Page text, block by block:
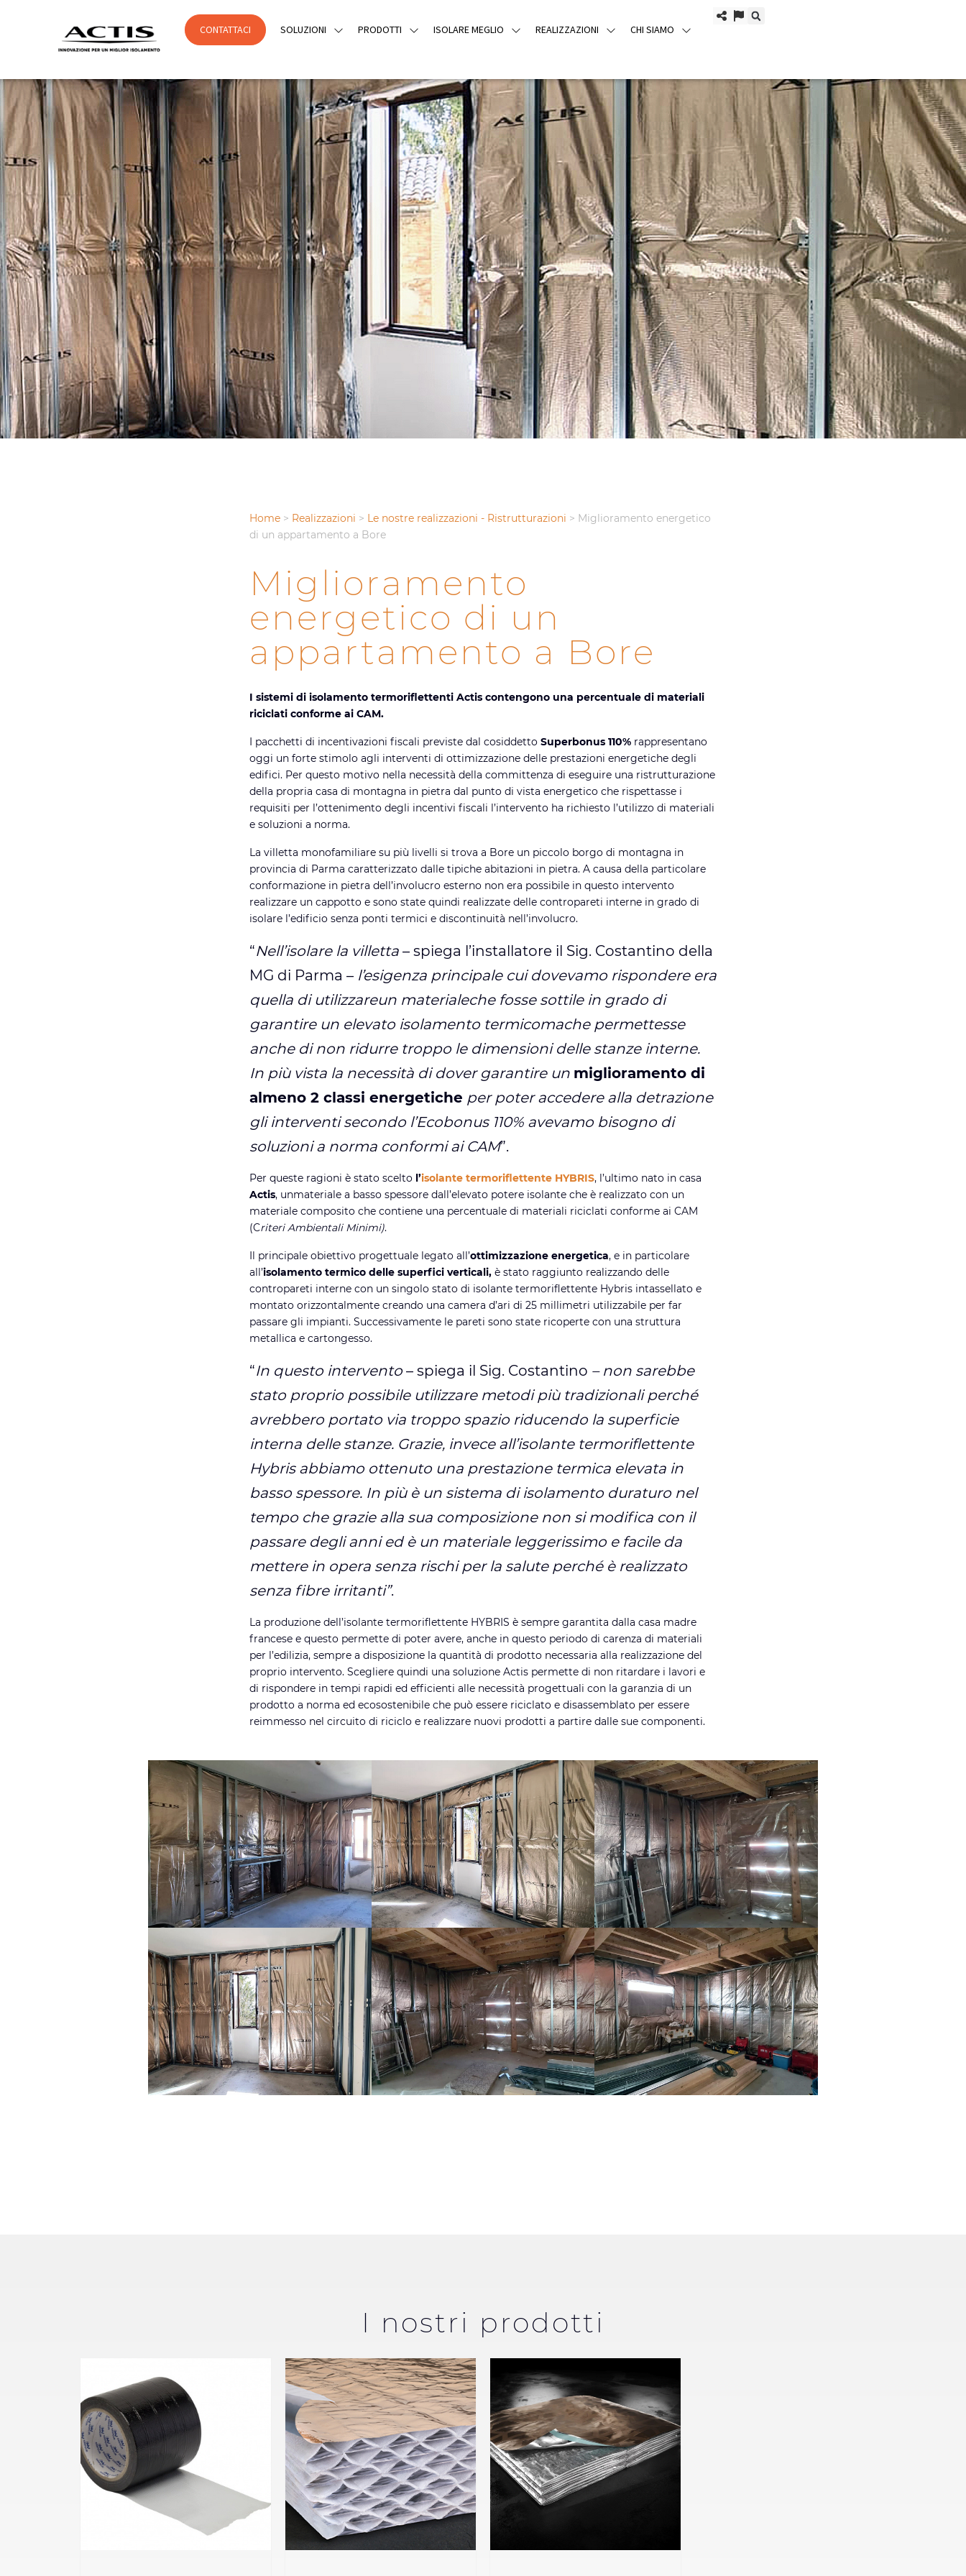
CONTATTACI SOLUZIONI PRODOTTI ISOLARE MEGLIO REALIZZAZIONI CHI SIAMO
Home> Realizzazioni > Le nostre realizzazioni - Ristrutturazioni > Miglioramento energetico
di un appartamento a Bore
Miglioramento
energetico di un
appartamento a Bore
I sistemi di isolamento termoriflettenti Actis contengono una percentuale di materiali
riciclati conforme ai CAM.
I pacchetti di incentivazioni fiscali previste dal cosiddetto Superbonus 110%rappresentano
oggi un forte stimolo agli interventi di ottimizzazione delle prestazioni energetiche degli
edifici. Per questo motivo nella necessità della committenza di eseguire una ristrutturazione
della propria casa di montagna in pietra dal punto di vista energetico che rispettasse i
requisiti per l’ottenimento degli incentivi fiscali l’intervento ha richiesto l’utilizzo di materiali
e soluzioni a norma.
La villetta monofamiliare su più livelli si trova a Bore un piccolo borgo di montagna in
provincia di Parma caratterizzato dalle tipiche abitazioni in pietra. A causa della particolare
conformazione in pietra dell’involucro esterno non era possibile in questo intervento
realizzare un cappotto e sono state quindi realizzate delle contropareti interne in grado di
isolare l’edificio senza ponti termici e discontinuità nell’involucro.
“Nell’isolare la villetta – spiega l’installatore il Sig. Costantino della
MG di Parma – l’esigenza principale cui dovevamo rispondere era
quella di utilizzareun materialeche fosse sottile in grado di
garantire un elevato isolamento termicomache permettesse
anche di non ridurre troppo le dimensioni delle stanze interne.
In più vista la necessità di dover garantire un miglioramento di
almeno 2 classi energetiche per poter accedere alla detrazione
gli interventi secondo l’Ecobonus 110% avevamo bisogno di
soluzioni a norma conformi ai CAM”.
Per queste ragioni è stato scelto l’isolante termoriflettente HYBRIS, l’ultimo nato in casa
Actis, unmateriale a basso spessore dall’elevato potere isolante che è realizzato con un
materiale composito che contiene una percentuale di materiali riciclati conforme ai CAM
(Criteri Ambientali Minimi).
Il principale obiettivo progettuale legato all’ottimizzazione energetica, e in particolare
all’isolamento termico delle superfici verticali,è stato raggiunto realizzando delle
contropareti interne con un singolo stato di isolante termoriflettente Hybris intassellato e
montato orizzontalmente creando una camera d’ari di 25 millimetri utilizzabile per far
passare gli impianti. Successivamente le pareti sono state ricoperte con una struttura
metallica e cartongesso.
“In questo intervento– spiega il Sig. Costantino – non sarebbe
stato proprio possibile utilizzare metodi più tradizionali perché
avrebbero portato via troppo spazio riducendo la superficie
interna delle stanze. Grazie, invece all’isolante termoriflettente
Hybris abbiamo ottenuto una prestazione termica elevata in
basso spessore. In più è un sistema di isolamento duraturo nel
tempo che grazie alla sua composizione non si modifica con il
passare degli anni ed è un materiale leggerissimo e facile da
mettere in opera senza rischi per la salute perché è realizzato
senza fibre irritanti”.
La produzione dell’isolante termoriflettente HYBRIS è sempre garantita dalla casa madre
francese e questo permette di poter avere, anche in questo periodo di carenza di materiali
per l’edilizia, sempre a disposizione la quantità di prodotto necessaria alla realizzazione del
proprio intervento. Scegliere quindi una soluzione Actis permette di non ritardare i lavori e
di rispondere in tempi rapidi ed efficienti alle necessità progettuali con la garanzia di un
prodotto a norma ed ecosostenibile che può essere riciclato e disassemblato per essere
reimmesso nel circuito di riciclo e realizzare nuovi prodotti a partire dalle sue componenti.
I nostri prodotti